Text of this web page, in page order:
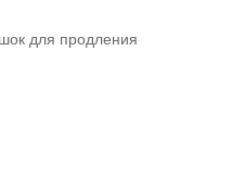
для продления